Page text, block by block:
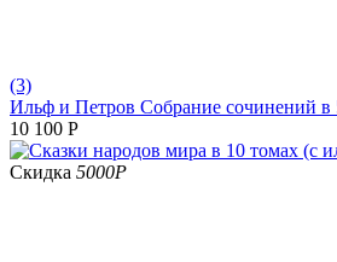
(3)
Ильф и Петров Собрание сочинений в
10 100 Р
Скидка 5000Р